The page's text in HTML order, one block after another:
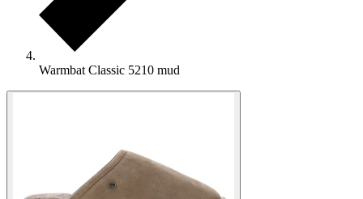
Warmbat Classic 5210 mud